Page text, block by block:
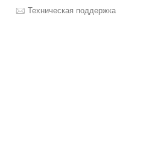
Техническая поддержка